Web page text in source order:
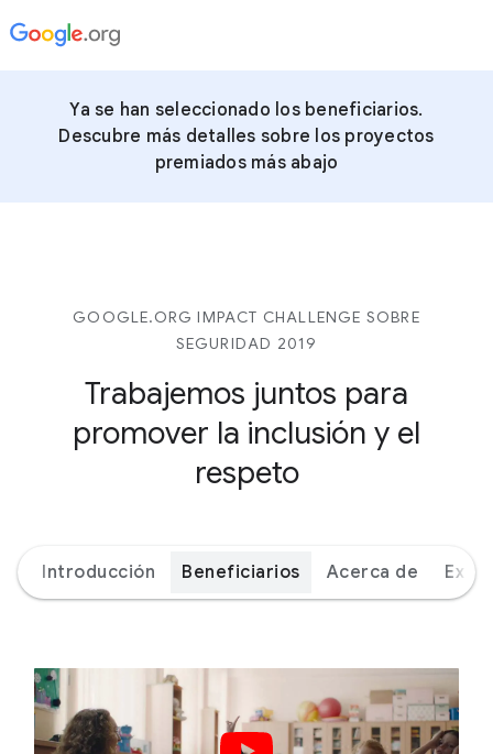
Ya se han seleccionado los beneficiarios.
Descubre más detalles sobre los proyectos
premiados más abajo
GOOGLE.ORG IMPACT CHALLENGE SOBRE
SEGURIDAD 2019
Trabajemos juntos para
promover la inclusión y el
respeto
Introducción Beneficiarios Acerca de